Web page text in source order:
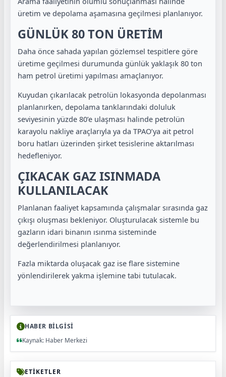
üretim ve depolama aşamasına geçilmesi planlanıyor.
GÜNLÜK 80 TON ÜRETİM
Daha önce sahada yapılan gözlemsel tespitlere göre
üretime geçilmesi durumunda günlük yaklaşık 80 ton
ham petrol üretimi yapılması amaçlanıyor.
Kuyudan çıkarılacak petrolün lokasyonda depolanması
planlanırken, depolama tanklarındaki doluluk
seviyesinin yüzde 80’e ulaşması halinde petrolün
karayolu nakliye araçlarıyla ya da TPAO’ya ait petrol
boru hatları üzerinden şirket tesislerine aktarılması
hedefleniyor.
ÇIKACAK GAZ ISINMADA
KULLANILACAK
Planlanan faaliyet kapsamında çalışmalar sırasında gaz
çıkışı oluşması bekleniyor. Oluşturulacak sistemle bu
gazların idari binanın ısınma sisteminde
değerlendirilmesi planlanıyor.
Fazla miktarda oluşacak gaz ise flare sistemine
yönlendirilerek yakma işlemine tabi tutulacak.
HABER BİLGİSİ
Kaynak: Haber Merkezi
ETİKETLER